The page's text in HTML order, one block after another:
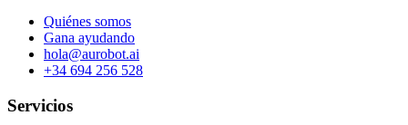
Quiénes somos
Gana ayudando
hola@aurobot.ai
+34 694 256 528
Servicios